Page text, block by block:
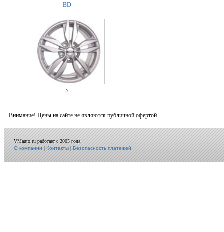
BD
S
Внимание! Цены на сайте не являются публичной офертой.
VMauto.ru работает с 2005 года.
О компании|Контакты|Безопасность платежей